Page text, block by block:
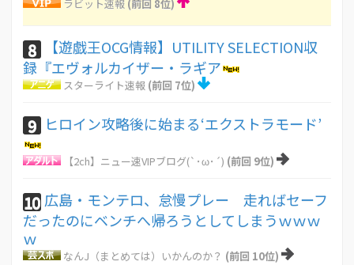
ラビット速報 (前回 8位)
8
【遊戯王OCG情報】UTILITY SELECTION収
録『エヴォルカイザー・ラギア
スターライト速報 (前回 7位)
9 ヒロイン攻略後に始まる‘エクストラモード’
【2ch】ニュー速VIPブログ(`･ω･´) (前回 9位)
10 広島・モンテロ、怠慢プレー 走ればセーフ
だったのにベンチへ帰ろうとしてしまうｗｗｗ
ｗ
なんJ（まとめては）いかんのか？ (前回 10位)